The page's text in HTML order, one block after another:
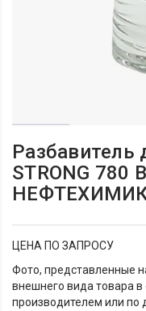
Разбавитель
STRONG 780
ЦЕНА ПО ЗАПРОСУ
Фото, представленные
внешнего вида товара в
производителем или по